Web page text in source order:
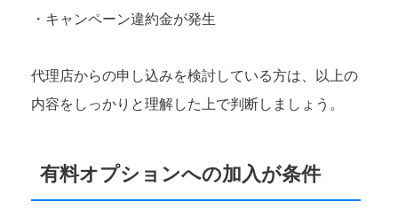
・キャンペーン違約金が発生
代理店からの申し込みを検討している方は、以上の
内容をしっかりと理解した上で判断しましょう。
有料オプションへの加入が条件